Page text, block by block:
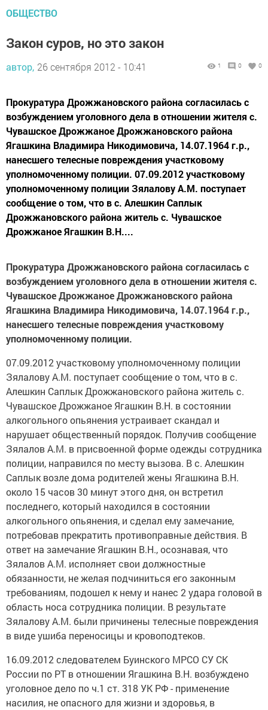
ОБЩЕСТВО
Закон суров, но это закон
автор, 26 сентября 2012 - 10:41 1 0 0
Прокуратура Дрожжановского района согласилась с
возбуждением уголовного дела в отношении жителя с.
Чувашское Дрожжаное Дрожжановского района
Ягашкина Владимира Никодимовича, 14.07.1964 г.р.,
нанесшего телесные повреждения участковому
уполномоченному полиции. 07.09.2012 участковому
уполномоченному полиции Зялалову А.М. поступает
сообщение о том, что в с. Алешкин Саплык
Дрожжановского района житель с. Чувашское
Дрожжаное Ягашкин В.Н....
Прокуратура Дрожжановского района согласилась с
возбуждением уголовного дела в отношении жителя с.
Чувашское Дрожжаное Дрожжановского района
Ягашкина Владимира Никодимовича, 14.07.1964 г.р.,
нанесшего телесные повреждения участковому
уполномоченному полиции.
07.09.2012 участковому уполномоченному полиции
Зялалову А.М. поступает сообщение о том, что в с.
Алешкин Саплык Дрожжановского района житель с.
Чувашское Дрожжаное Ягашкин В.Н. в состоянии
алкогольного опьянения устраивает скандал и
нарушает общественный порядок. Получив сообщение
Зялалов А.М. в присвоенной форме одежды сотрудника
полиции, направился по месту вызова. В с. Алешкин
Саплык возле дома родителей жены Ягашкина В.Н.
около 15 часов 30 минут этого дня, он встретил
последнего, который находился в состоянии
алкогольного опьянения, и сделал ему замечание,
потребовав прекратить противоправные действия. В
ответ на замечание Ягашкин В.Н., осознавая, что
Зялалов А.М. исполняет свои должностные
обязанности, не желая подчиниться его законным
требованиям, подошел к нему и нанес 2 удара головой в
область носа сотрудника полиции. В результате
Зялалову А.М. были причинены телесные повреждения
в виде ушиба переносицы и кровоподтеков.
16.09.2012 следователем Буинского МРСО СУ СК
России по РТ в отношении Ягашкина В.Н. возбуждено
уголовное дело по ч.1 ст. 318 УК РФ - применение
насилия, не опасного для жизни и здоровья, в